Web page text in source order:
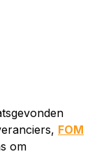
FOM
om